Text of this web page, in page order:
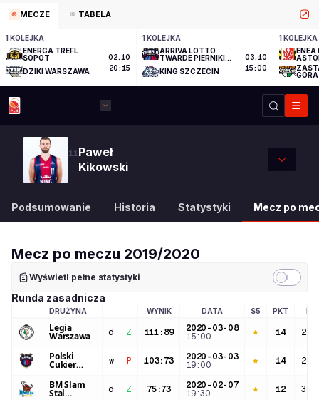
MECZE TABELA
1 KOLEJKA
ENERGA TREFL
SOPOT
DZIKI WARSZAWA
02.10
20:15
1 KOLEJKA
ARRIVA LOTTO
TWARDE PIERNIKI
KING SZCZECIN
03.10
15:00
1 KOLEJKA
ENEA
GÓRA
11Paweł
Kikowski
Podsumowanie Historia Statystyki Mecz po
Mecz po meczu 2019/2020
Wyświetl pełne statystyki
Runda zasadnicza
LOGO DRUŻYNY
DRUŻYNA WYNIK DATA S5 PKT
Legia
Warszawa d Z 111: 89
2020-03-08
15:00
14
Polski
Cukier w P 103: 73
2020-03-03
19:00
14
BM Slam
Stal d Z 75:73
2020-02-07
19:30
12